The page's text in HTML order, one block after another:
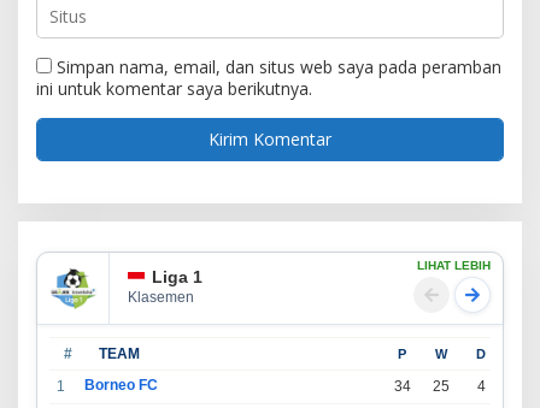
Simpan nama, email, dan situs web saya pada peramban
ini untuk komentar saya berikutnya.
Liga 1
Klasemen
LIHAT LEBIH
# TEAM P W D
1 Borneo FC 34 25 4